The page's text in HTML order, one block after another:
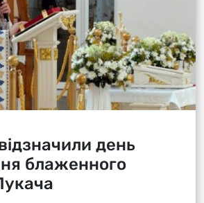
день
блаженного